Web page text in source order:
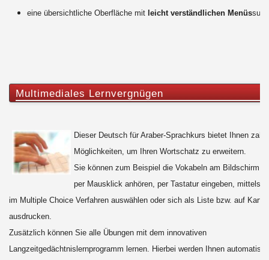
eine übersichtliche Oberfläche mit leicht verständlichen Menüs
Multimediales Lernvergnügen
Dieser Deutsch für Araber-Sprachkurs bietet Ihnen
Möglichkeiten, um Ihren Wortschatz zu erweitern.
Sie können zum Beispiel die Vokabeln am Bildschirm
per Mausklick anhören, per Tastatur eingeben, mittels
im Multiple Choice Verfahren auswählen oder sich als Liste bzw. auf
ausdrucken.
Zusätzlich können Sie alle Übungen mit dem innovativen
Langzeitgedächtnislernprogramm lernen. Hierbei werden Ihnen